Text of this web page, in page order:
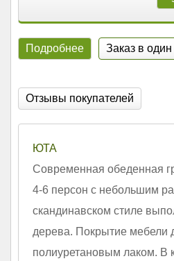
Подробнее Заказ в один
Отзывы покупателей
ЮТА
Современная обеденная
4-6 персон с небольшим
скандинавском стиле
дерева. Покрытие мебели
полиуретановым лаком. В